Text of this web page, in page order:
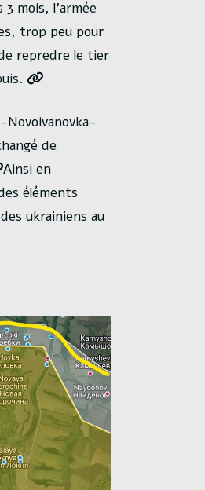
mois, l’armée
trop peu pour
repredre le tier
Novoivanovka-
de
Ainsi en
éléments
ukrainiens au